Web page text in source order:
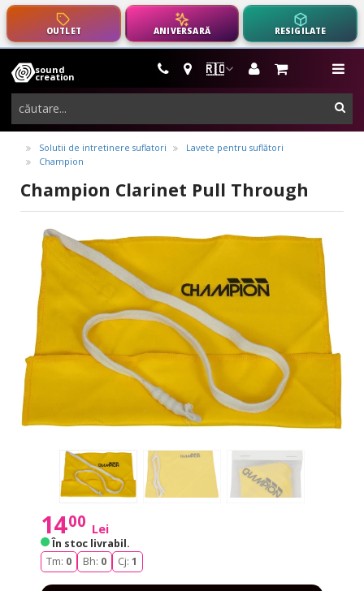
OUTLET ANIVERSARĂ RESIGILATE
🇷🇴
sound
creation
instrumente
muzicale,
echipamente
pro-
audio
Solutii de intretinere suflatori
Lavete pentru suflători
Champion
Champion Clarinet Pull Through
1400 Lei
În stoc livrabil.
Tm: 0 Bh: 0 Cj: 1